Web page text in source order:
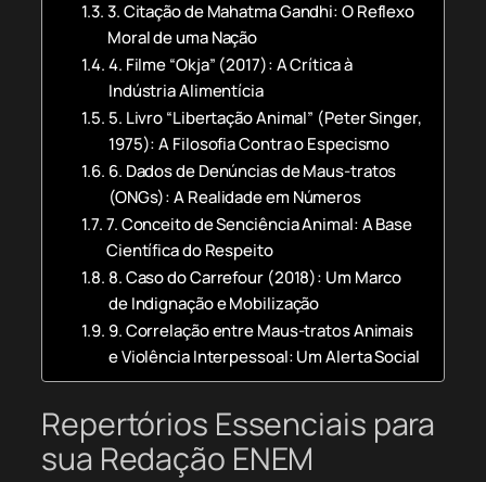
3. Citação de Mahatma Gandhi: O Reflexo
Moral de uma Nação
4. Filme “Okja” (2017): A Crítica à
Indústria Alimentícia
5. Livro “Libertação Animal” (Peter Singer,
1975): A Filosofia Contra o Especismo
6. Dados de Denúncias de Maus-tratos
(ONGs): A Realidade em Números
7. Conceito de Senciência Animal: A Base
Científica do Respeito
8. Caso do Carrefour (2018): Um Marco
de Indignação e Mobilização
9. Correlação entre Maus-tratos Animais
e Violência Interpessoal: Um Alerta Social
Repertórios Essenciais para
sua Redação ENEM